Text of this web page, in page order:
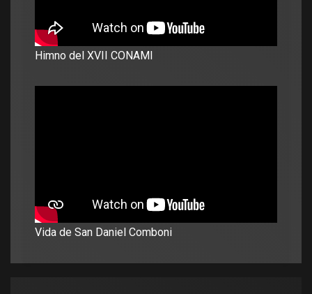
Himno del XVII CONAMI
Vida de San Daniel Comboni